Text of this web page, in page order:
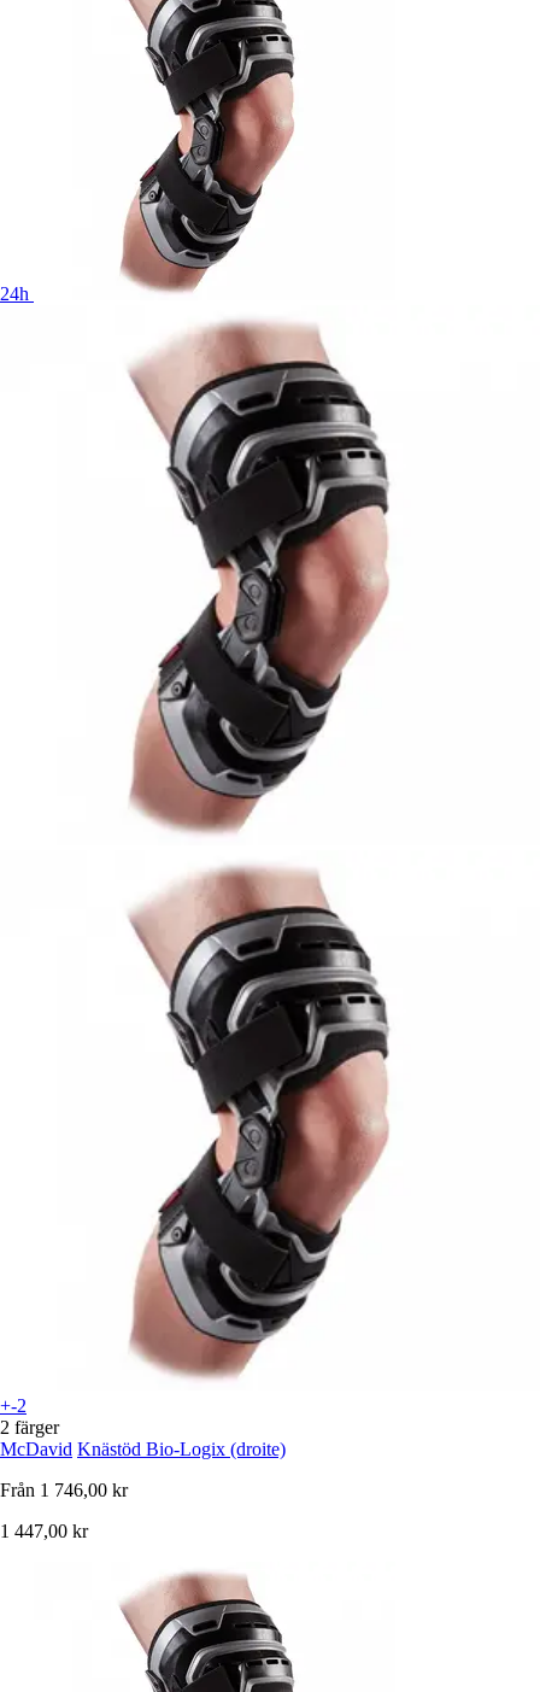
24h
+-2
2 färger
McDavid Knästöd Bio-Logix (droite)
Från 1 746,00 kr
1 447,00 kr